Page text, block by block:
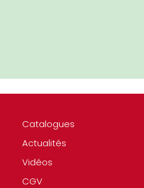
Catalogues
Actualités
Vidéos
CGV